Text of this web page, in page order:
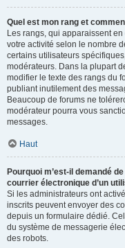
Quel est mon rang et
Les rangs, qui apparaissent
votre activité selon le nombre
certains utilisateurs
modérateurs. Dans la plupart
modifier le texte des rangs du
publiant inutilement des
Beaucoup de forums ne
modérateur pourra vous
messages.
Haut
Pourquoi m’est-il demandé
courrier électronique d’un
Si les administrateurs ont
inscrits peuvent envoyer des
depuis un formulaire dédié.
du système de messagerie
des robots.